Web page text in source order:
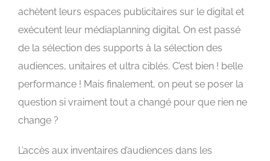
achètent leurs espaces publicitaires sur le digital et
exécutent leur médiaplanning digital. On est passé
de la sélection des supports à la sélection des
audiences, unitaires et ultra ciblés. C’est bien ! belle
performance ! Mais finalement, on peut se poser la
question si vraiment tout a changé pour que rien ne
change ?
L’accès aux inventaires d’audiences dans les